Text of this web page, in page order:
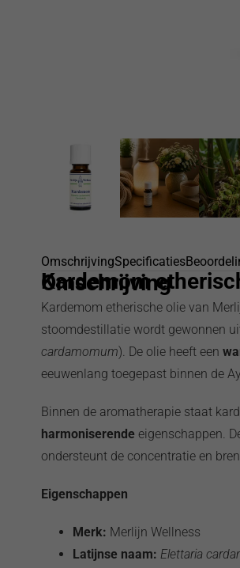
OmschrijvingSpecificaties
Omschrijving
Kardemom
Kardemom etherische olie van
stoomdestillatie wordt gewonnen
cardamomum). De olie heeft een
eeuwenlang toegepast binnen de
Binnen de aromatherapie staat
harmoniserende eigenschappen.
ondersteunt de concentratie en
Eigenschappen
Merk: Merlijn Wellness
Latijnse naam: Elettaria